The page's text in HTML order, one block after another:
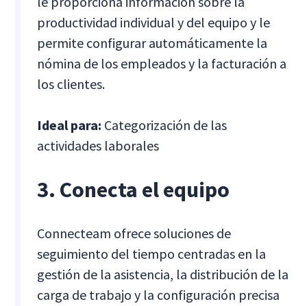
productividad individual y del equipo y le
permite configurar automáticamente la
nómina de los empleados y la facturación a
los clientes.
Ideal para: Categorización de las
actividades laborales
3. Conecta el equipo
Connecteam ofrece soluciones de
seguimiento del tiempo centradas en la
gestión de la asistencia, la distribución de la
carga de trabajo y la configuración precisa